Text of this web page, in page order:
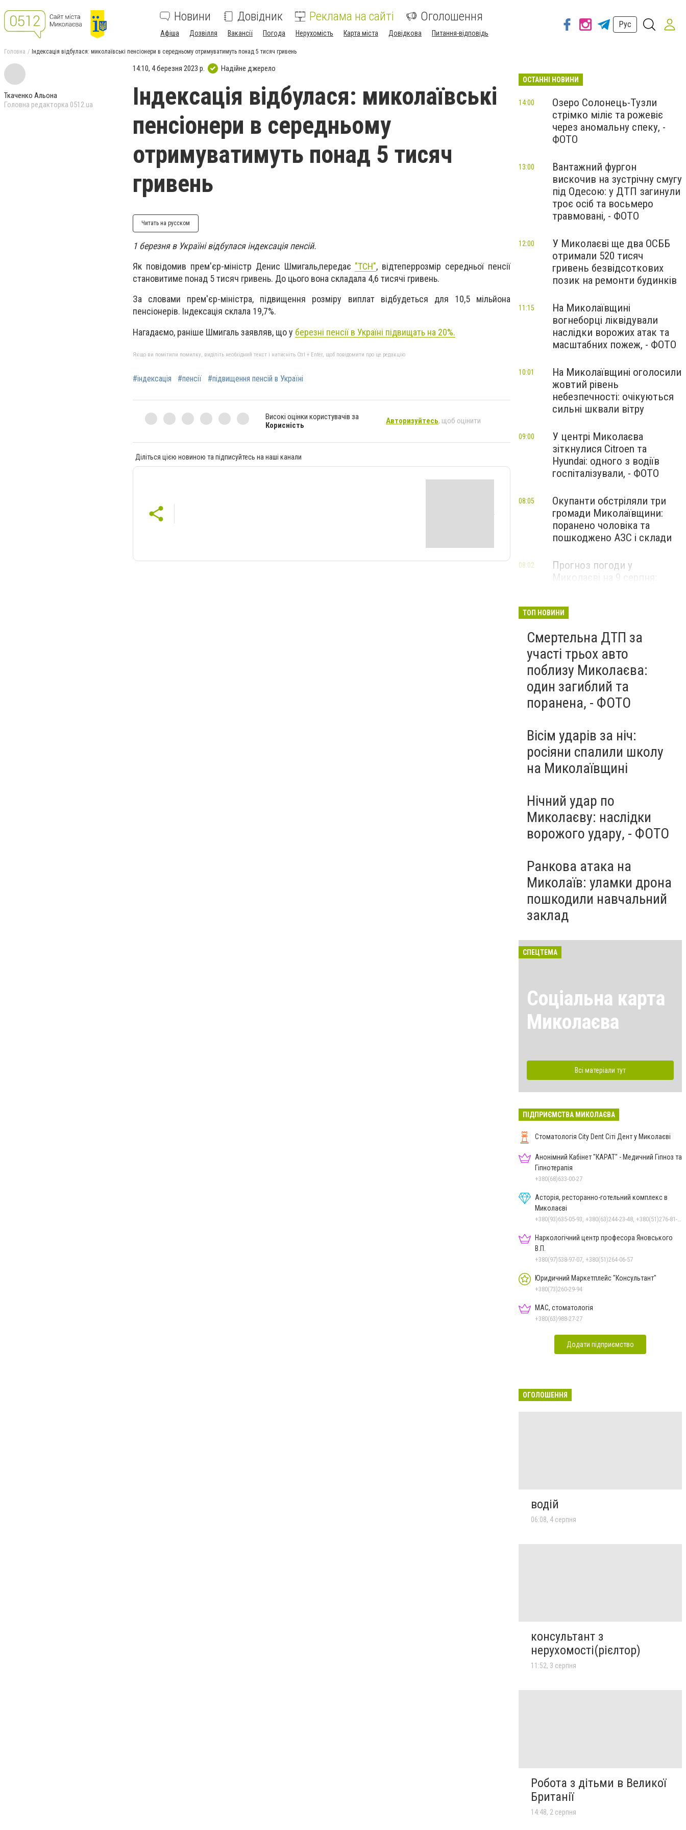
Новини Довідник Реклама на сайті Оголошення
Афіша Дозвілля Вакансії Погода Нерухомість Карта міста Довідкова Питання-відповідь
Рус
Головна Індексація відбулася: миколаївські пенсіонери в середньому отримуватимуть понад 5 тисяч гривень
Ткаченко Альона
Головна редакторка 0512.ua
14:10, 4 березня 2023 р. Надійне джерело
Індексація відбулася: миколаївські
пенсіонери в середньому
отримуватимуть понад 5 тисяч
гривень
Читать на русском
1 березня в Україні відбулася індексація пенсій.
Як повідомив прем'єр-міністр Денис Шмигаль,передає "ТСН", відтеперрозмір середньої пенсії
становитиме понад 5 тисяч гривень. До цього вона складала 4,6 тисячі гривень.
За словами прем'єр-міністра, підвищення розміру виплат відбудеться для 10,5 мільйона
пенсіонерів. Індексація склала 19,7%.
Нагадаємо, раніше Шмигаль заявляв, що у березні пенсії в Україні підвищать на 20%.
Якщо ви помітили помилку, виділіть необхідний текст і натисніть Ctrl + Enter, щоб повідомити про це редакцію
#індексація #пенсії #підвищення пенсій в Україні
Високі оцінки користувачів за
Корисність
Авторизуйтесь, щоб оцінити
Діліться цією новиною та підписуйтесь на наші канали
ОСТАННІ НОВИНИ
Озеро Солонець-Тузли
стрімко міліє та рожевіє
через аномальну спеку, -
ФОТО
14:00
Вантажний фургон
вискочив на зустрічну смугу
під Одесою: у ДТП загинули
троє осіб та восьмеро
травмовані, - ФОТО
13:00
У Миколаєві ще два ОСББ
отримали 520 тисяч
гривень безвідсоткових
позик на ремонти будинків
12:00
На Миколаївщині
вогнеборці ліквідували
наслідки ворожих атак та
масштабних пожеж, - ФОТО
11:15
На Миколаївщині оголосили
жовтий рівень
небезпечності: очікуються
сильні шквали вітру
10:01
У центрі Миколаєва
зіткнулися Citroen та
Hyundai: одного з водіїв
госпіталізували, - ФОТО
09:00
Окупанти обстріляли три
громади Миколаївщини:
поранено чоловіка та
пошкоджено АЗС і склади
08:05
Прогноз погоди у
Миколаєві на 9 серпня:
08:02
ТОП НОВИНИ
Смертельна ДТП за
участі трьох авто
поблизу Миколаєва:
один загиблий та
поранена, - ФОТО
Вісім ударів за ніч:
росіяни спалили школу
на Миколаївщині
Нічний удар по
Миколаєву: наслідки
ворожого удару, - ФОТО
Ранкова атака на
Миколаїв: уламки дрона
пошкодили навчальний
заклад
СПЕЦТЕМА
Соціальна карта
Миколаєва
Всі матеріали тут
ПІДПРИЄМСТВА МИКОЛАЄВА
Стоматологія City Dent Сіті Дент у Миколаєві
Анонімний Кабінет "КАРАТ" - Медичний Гіпноз та
Гіпнотерапія
+380(68)633-00-27
Асторія, ресторанно-готельний комплекс в
Миколаєві
Наркологічний центр професора Яновського
В.П.
+380(97)538-97-07, +380(51)264-06-57
Юридичний Маркетплейс "Консультант"
+380(73)260-29-94
МАС, стоматологія
+380(63)988-27-27
Додати підприємство
ОГОЛОШЕННЯ
водій
06:08, 4 серпня
консультант з
нерухомості(рієлтор)
11:52, 3 серпня
Робота з дітьми в Великої
Британії
14:48, 2 серпня